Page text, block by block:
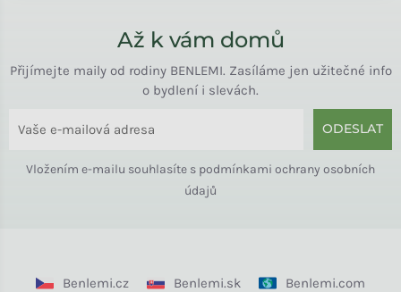
Až k vám domů
Přijímejte maily od rodiny BENLEMI. Zasíláme jen užitečné info
o bydlení i slevách.
ODESLAT
Vložením e-mailu souhlasíte s podmínkami ochrany osobních
údajů
Benlemi.cz Benlemi.sk Benlemi.com